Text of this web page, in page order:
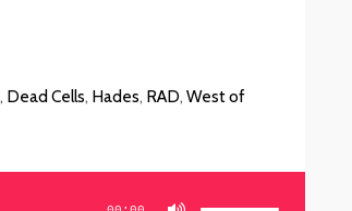
, Dead Cells, Hades, RAD, West of
Używaj